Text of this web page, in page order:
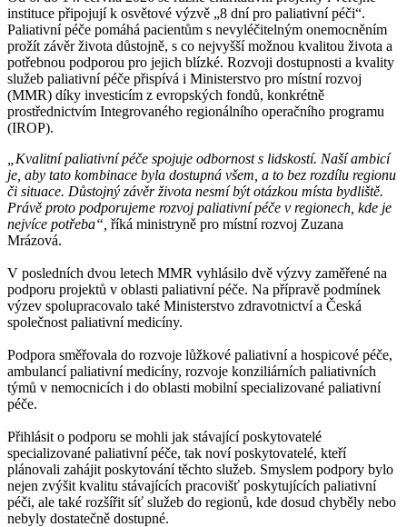
instituce připojují k osvětové výzvě „8 dní pro paliativní péči“.
Paliativní péče pomáhá pacientům s nevyléčitelným onemocněním
prožít závěr života důstojně, s co nejvyšší možnou kvalitou života a
potřebnou podporou pro jejich blízké. Rozvoji dostupnosti a kvality
služeb paliativní péče přispívá i Ministerstvo pro místní rozvoj
(MMR) díky investicím z evropských fondů, konkrétně
prostřednictvím Integrovaného regionálního operačního programu
(IROP).
„Kvalitní paliativní péče spojuje odbornost s lidskostí. Naší ambicí
je, aby tato kombinace byla dostupná všem, a to bez rozdílu regionu
či situace. Důstojný závěr života nesmí být otázkou místa bydliště.
Právě proto podporujeme rozvoj paliativní péče v regionech, kde je
nejvíce potřeba“, říká ministryně pro místní rozvoj Zuzana
Mrázová.
V posledních dvou letech MMR vyhlásilo dvě výzvy zaměřené na
podporu projektů v oblasti paliativní péče. Na přípravě podmínek
výzev spolupracovalo také Ministerstvo zdravotnictví a Česká
společnost paliativní medicíny.
Podpora směřovala do rozvoje lůžkové paliativní a hospicové péče,
ambulancí paliativní medicíny, rozvoje konziliárních paliativních
týmů v nemocnicích i do oblasti mobilní specializované paliativní
péče.
Přihlásit o podporu se mohli jak stávající poskytovatelé
specializované paliativní péče, tak noví poskytovatelé, kteří
plánovali zahájit poskytování těchto služeb. Smyslem podpory bylo
nejen zvýšit kvalitu stávajících pracovišť poskytujících paliativní
péči, ale také rozšířit síť služeb do regionů, kde dosud chyběly nebo
nebyly dostatečně dostupné.